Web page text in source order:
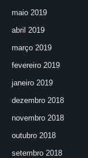
maio 2019
abril 2019
março 2019
fevereiro 2019
janeiro 2019
dezembro 2018
novembro 2018
outubro 2018
setembro 2018